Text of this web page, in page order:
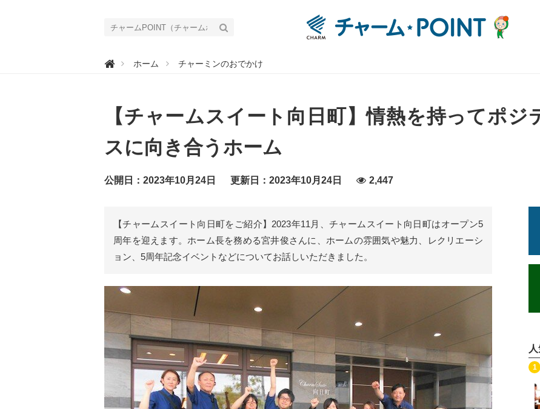
チ
O
N
（
チ
ャ
ム
ポ
｜
護
働
ル
情
報
メ
デ
ホーム チャーミンのおでかけ
【チャームスイート向日町】情熱を持ってポジ
スに向き合うホーム
公開日：2023年10月24日 更新日：2023年10月24日 2,447
【チャームスイート向日町をご紹介】2023年11月、チャームスイート向日町はオープン5
周年を迎えます。ホーム長を務める宮井俊さんに、ホームの雰囲気や魅力、レクリエーシ
ョン、5周年記念イベントなどについてお話しいただきました。
1
記事を読む